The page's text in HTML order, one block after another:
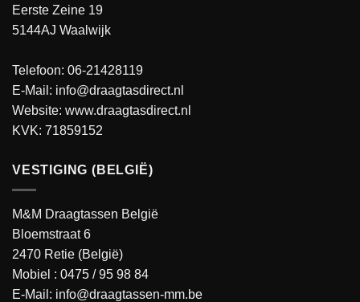
Eerste Zeine 19
5144AJ Waalwijk
Telefoon: 06-21428119
E-Mail: info@draagtasdirect.nl
Website: www.draagtasdirect.nl
KVK: 71859152
VESTIGING (BELGIË)
M&M Draagtassen België
Bloemstraat 6
2470 Retie (België)
Mobiel : 0475 / 95 98 84
E-Mail: info@draagtassen-mm.be